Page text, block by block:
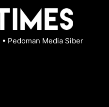
• Pedoman Media Siber